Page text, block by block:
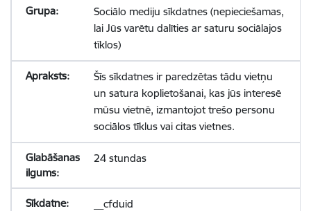
Sociālo mediju sīkdatnes (nepieciešamas,
lai Jūs varētu dalīties ar saturu sociālajos
tīklos)
Šīs sīkdatnes ir paredzētas tādu vietņu
un satura koplietošanai, kas jūs interesē
mūsu vietnē, izmantojot trešo personu
sociālos tīklus vai citas vietnes.
24 stundas
__cfduid